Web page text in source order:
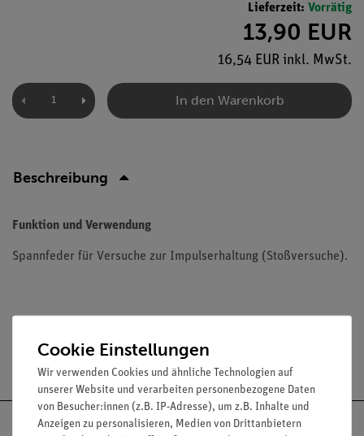
Lieferzeit: Vorrätig
13,90 EUR
16,54 EUR inkl. MwSt.
In den Warenkorb
Beschreibung
Funktion und Verwendung
Spannfeder für Versuche zur Impulserhaltung (Stoßversuche).
Versandkostenfrei ab 300,- €
Cookie Einstellungen
Wir verwenden Cookies und ähnliche Technologien auf
unserer Website und verarbeiten personenbezogene Daten
von Besucher:innen (z.B. IP-Adresse), um z.B. Inhalte und
Anzeigen zu personalisieren, Medien von Drittanbietern